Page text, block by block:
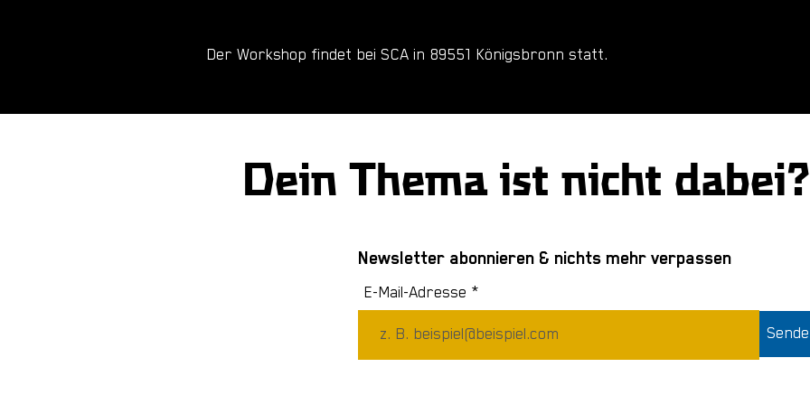
Der Workshop findet bei SCA in 89551 Königsbronn statt.
Dein Thema ist nicht dabei?
Newsletter abonnieren & nichts mehr verpassen
E-Mail-Adresse